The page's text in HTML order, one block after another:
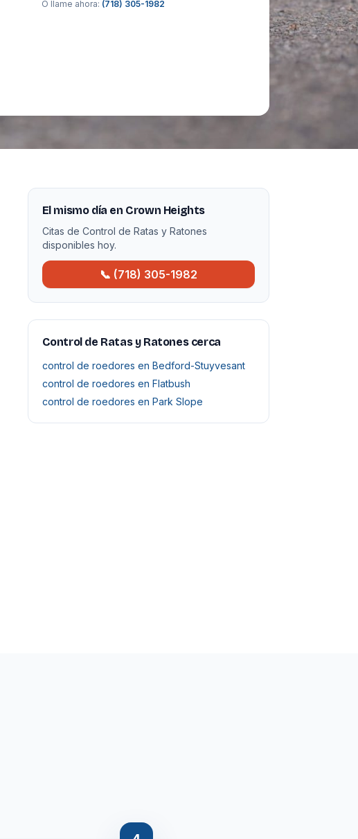
O llame ahora: (718) 305-1982
El mismo día en Crown Heights
Citas de Control de Ratas y Ratones
disponibles hoy.
📞 (718) 305-1982
Control de Ratas y Ratones cerca
control de roedores en Bedford-Stuyvesant
control de roedores en Flatbush
control de roedores en Park Slope